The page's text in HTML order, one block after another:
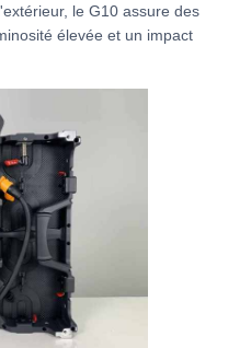
le G10 assure des
élevée et un impact